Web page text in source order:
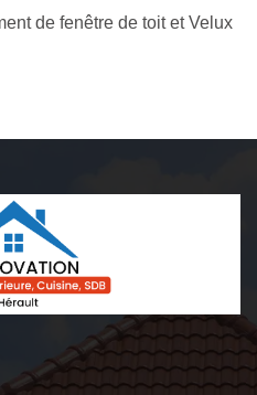
de fenêtre de toit et Velux